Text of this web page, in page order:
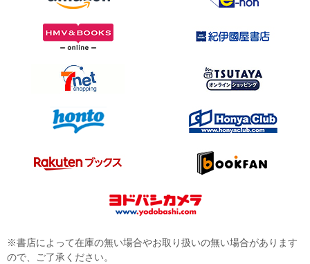
※書店によって在庫の無い場合やお取り扱いの無い場合があります
ので、ご了承ください。